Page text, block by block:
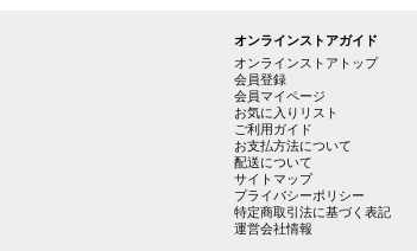
オンラインストアガイド
オンラインストアトップ
会員登録
会員マイページ
お気に入りリスト
ご利用ガイド
お支払方法について
配送について
サイトマップ
プライバシーポリシー
特定商取引法に基づく表記
運営会社情報